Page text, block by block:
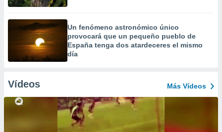
Un fenómeno astronómico único
provocará que un pequeño pueblo de
España tenga dos atardeceres el mismo
día
Vídeos Más Vídeos